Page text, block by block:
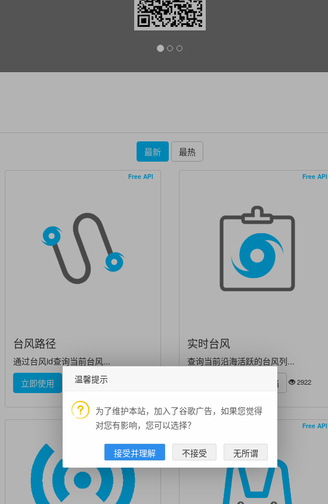
最新 最热
Free API
台风路径
通过台风id查询当前台风...
立即使用
技术文档
Free API
实时台风
查询当前沿海活跃的台风列...
技术文档 2922
Free API Free API
温馨提示
为了维护本站，加入了谷歌广告，如果您觉得
对您有影响，您可以选择？
接受并理解 不接受 无所谓